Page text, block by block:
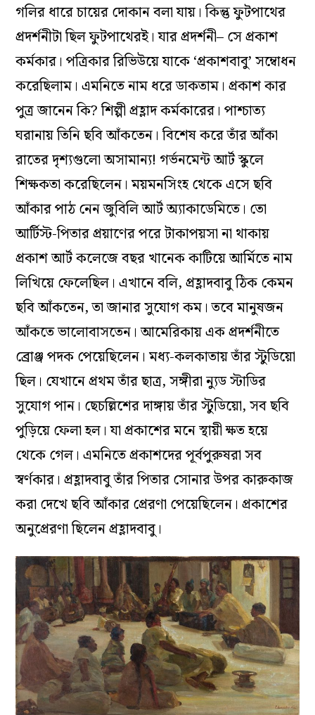
গলির ধারে চায়ের দোকান বলা যায়। কিন্তু ফুটপাথের
প্রদর্শনীটা ছিল ফুটপাথেরই। যার প্রদর্শনী– সে প্রকাশ
কর্মকার। পত্রিকার রিভিউয়ে যাকে ‘প্রকাশবাবু’ সম্বোধন
করেছিলাম। এমনিতে নাম ধরে ডাকতাম। প্রকাশ কার
পুত্র জানেন কি? শিল্পী প্রহ্লাদ কর্মকারের। পাশ্চাত্য
ঘরানায় তিনি ছবি আঁকতেন। বিশেষ করে তাঁর আঁকা
রাতের দৃশ্যগুলো অসামান্য! গর্ভনমেন্ট আর্ট স্কুলে
শিক্ষকতা করেছিলেন। ময়মনসিংহ থেকে এসে ছবি
আঁকার পাঠ নেন জুবিলি আর্ট অ্যাকাডেমিতে। তো
আর্টিস্ট-পিতার প্রয়াণের পরে টাকাপয়সা না থাকায়
প্রকাশ আর্ট কলেজে বছর খানেক কাটিয়ে আর্মিতে নাম
লিখিয়ে ফেলেছিল। এখানে বলি, প্রহ্লাদবাবু ঠিক কেমন
ছবি আঁকতেন, তা জানার সুযোগ কম। তবে মানুষজন
আঁকতে ভালোবাসতেন। আমেরিকায় এক প্রদর্শনীতে
ব্রোঞ্জ পদক পেয়েছিলেন। মধ্য-কলকাতায় তাঁর স্টুডিয়ো
ছিল। যেখানে প্রথম তাঁর ছাত্র, সঙ্গীরা ন্যুড স্টাডির
সুযোগ পান। ছেচল্লিশের দাঙ্গায় তাঁর স্টুডিয়ো, সব ছবি
পুড়িয়ে ফেলা হল। যা প্রকাশের মনে স্থায়ী ক্ষত হয়ে
থেকে গেল। এমনিতে প্রকাশদের পূর্বপুরুষরা সব
স্বর্ণকার। প্রহ্লাদবাবু তাঁর পিতার সোনার উপর কারুকাজ
করা দেখে ছবি আঁকার প্রেরণা পেয়েছিলেন। প্রকাশের
অনুপ্রেরণা ছিলেন প্রহ্লাদবাবু।